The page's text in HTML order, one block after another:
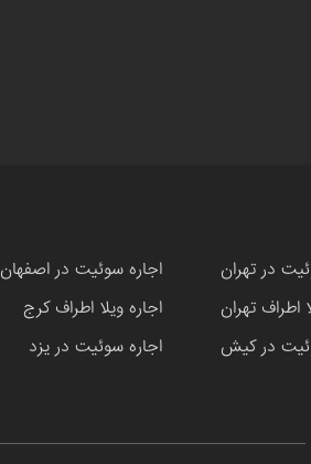
در تهران اجاره سوئیت در اصفهان
اطراف تهران اجاره ویلا اطراف کرج
در کیش اجاره سوئیت در یزد